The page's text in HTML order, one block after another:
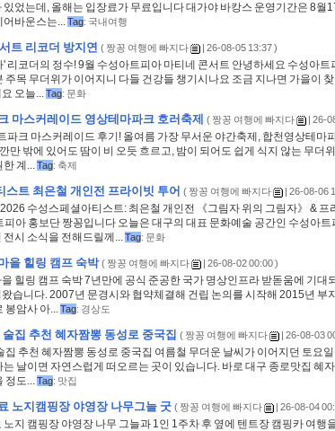
있었는데, 올해는 입장료가 무료입니다 대가야 바캉스 운영기간은 8월
어바운스는...Tag: 국내여행
트 리코더 방지연 ( 짱꽁 여행에 빠지다 | 26-08-05 13:37 )
리코더의 정수! 9월 수성아트피아 마티네 콘서트 안녕하세요 수성아트
주목 무더위가 이어지니 다들 건강들 챙기시나요 조금 지나면 가을이
오늘...Tag: 문화
마스커레이드 영상테마파크 호러축제 ( 짱꽁 여행에 빠지다 | 26-
파크 마스커레이드 후기! 올여름 가장 무서운 야간축제, 합천영상테마
만 밖에 있어도 땀이 비 오듯 흐르고, 밤이 되어도 쉽게 식지 않는 무더
한 계...Tag: 축제
스트 최은철 개인전 프라이빗 투어 ( 짱꽁 여행에 빠지다 | 26-08-06
수성스페셜아티스트: 최은철 개인전 《그림자 위의 그림자》 & 프
아 홍보단 짱꽁입니다 오늘은 대구의 대표 문화예술 공간인 수성아트
전시 소식을 전해드릴께...Tag: 문화
을 힐링 캠프 숙박 ( 짱꽁 여행에 빠지다 | 26-08-02 00:00 )
힐링 캠프 숙박 7년만에 공식 준공한 국가 명상인프라 받돋움에 기대
습니다. 2007년 문경시와 협약체결해 건립 논의를 시작해 2015년 부
봉암사 아...Tag: 경상도
집 추천 혜자짬뽕 동성로 중국집 ( 짱꽁 여행에 빠지다 | 26-08-03
집 추천 혜자짬뽕 동성로 중국집 여름철 무더운 날씨가 이어지던 토요
는 날이면 자연스럽게 떠오르는 곳이 있습니다. 바로 대구 종로맛집 혜
정도...Tag: 맛집
노지캠핑장 야영장 나무그늘 굿 ( 짱꽁 여행에 빠지다 | 26-08-04
지 캠핑장 야영장 나무 그늘과 1인 1주차 후 옆에 텐트장 캠핑카 여행